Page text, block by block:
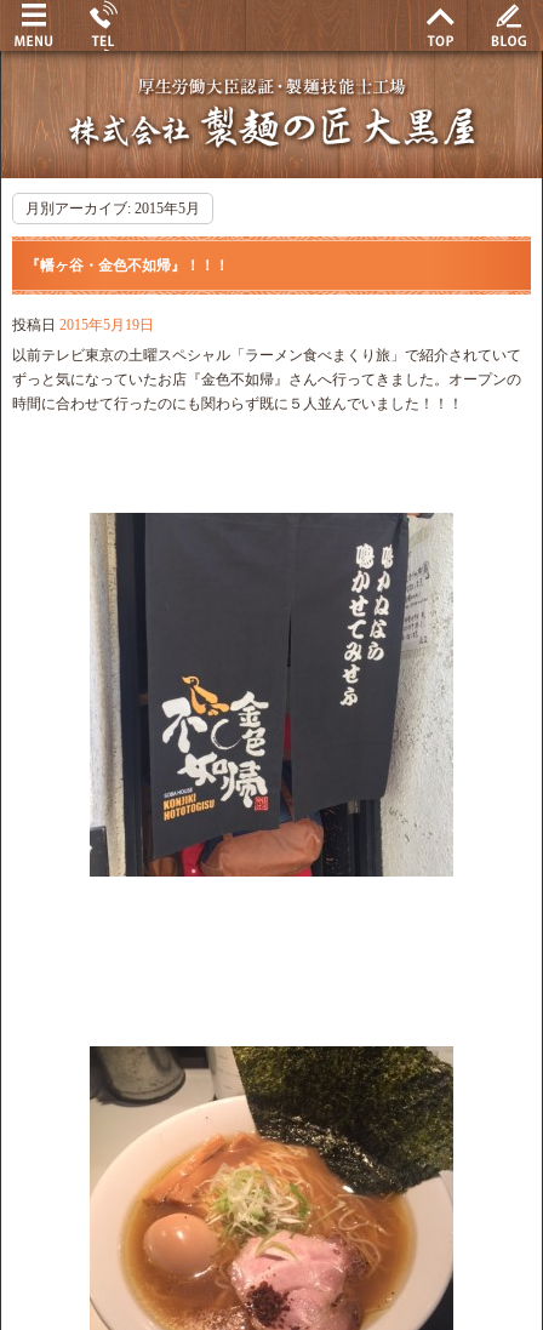
月別アーカイブ: 2015年5月
『幡ヶ谷・金色不如帰』！！！
投稿日 2015年5月19日
以前テレビ東京の土曜スペシャル「ラーメン食べまくり旅」で紹介されていて
ずっと気になっていたお店『金色不如帰』さんへ行ってきました。オープンの
時間に合わせて行ったのにも関わらず既に５人並んでいました！！！